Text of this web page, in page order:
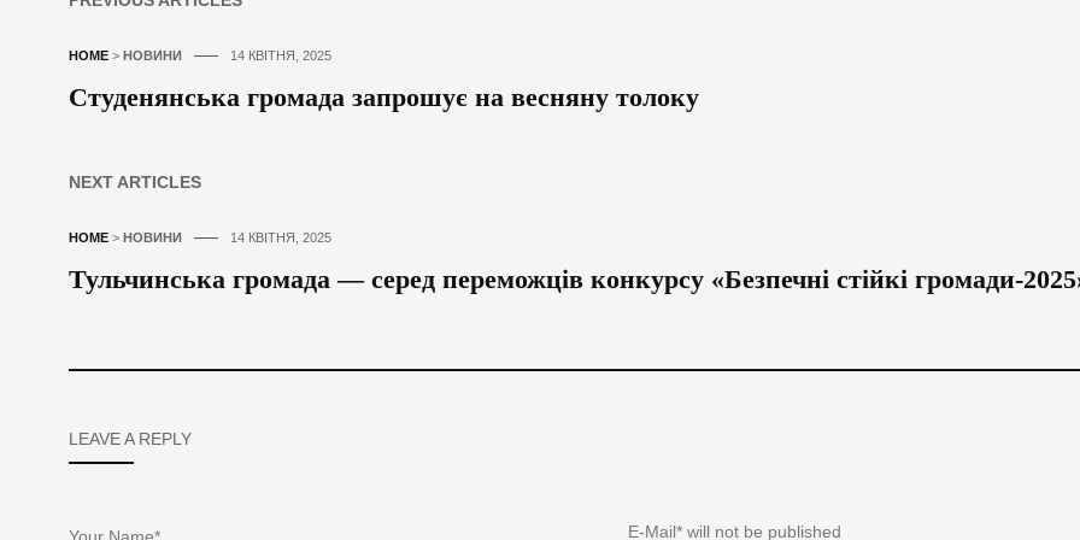
HOME > НОВИНИ 14 КВІТНЯ, 2025
Студенянська громада запрошує на весняну толоку
NEXT ARTICLES
HOME > НОВИНИ 14 КВІТНЯ, 2025
Тульчинська громада — серед переможців конкурсу «Безпечні стійкі громади-
LEAVE A REPLY